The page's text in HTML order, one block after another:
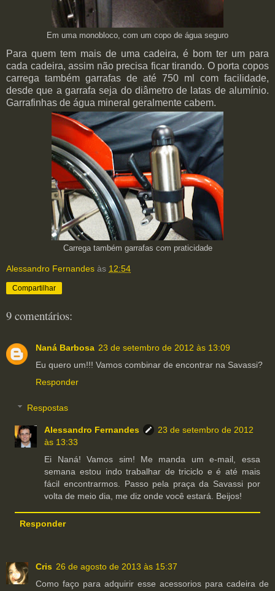
Em uma monobloco, com um copo de água seguro
Para quem tem mais de uma cadeira, é bom ter um para
cada cadeira, assim não precisa ficar tirando. O porta copos
carrega também garrafas de até 750 ml com facilidade,
desde que a garrafa seja do diâmetro de latas de alumínio.
Garrafinhas de água mineral geralmente cabem.
Carrega também garrafas com praticidade
Alessandro Fernandes às 12:54
Compartilhar
9 comentários:
Naná Barbosa 23 de setembro de 2012 às 13:09
Eu quero um!!! Vamos combinar de encontrar na Savassi?
Responder
Respostas
Alessandro Fernandes
23 de setembro de 2012
às 13:33
Ei Naná! Vamos sim! Me manda um e-mail, essa
semana estou indo trabalhar de triciclo e é até mais
fácil encontrarmos. Passo pela praça da Savassi por
volta de meio dia, me diz onde você estará. Beijos!
Responder
Cris 26 de agosto de 2013 às 15:37
Como faço para adquirir esse acessorios para cadeira de